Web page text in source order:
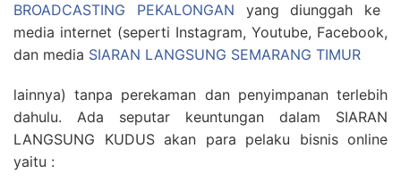
BROADCASTING PEKALONGAN yang diunggah ke
media internet (seperti Instagram, Youtube, Facebook,
dan media SIARAN LANGSUNG SEMARANG TIMUR
lainnya) tanpa perekaman dan penyimpanan terlebih
dahulu. Ada seputar keuntungan dalam SIARAN
LANGSUNG KUDUS akan para pelaku bisnis online
yaitu :